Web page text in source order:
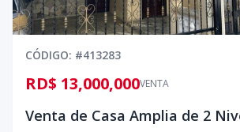
CÓDIGO: #413283
VENTA
RD$ 13,000,000